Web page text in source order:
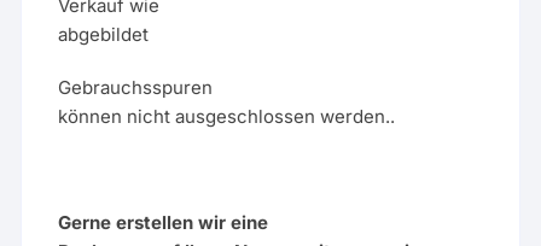
Verkauf wie
abgebildet
Gebrauchsspuren
können nicht ausgeschlossen werden..
Gerne erstellen wir eine